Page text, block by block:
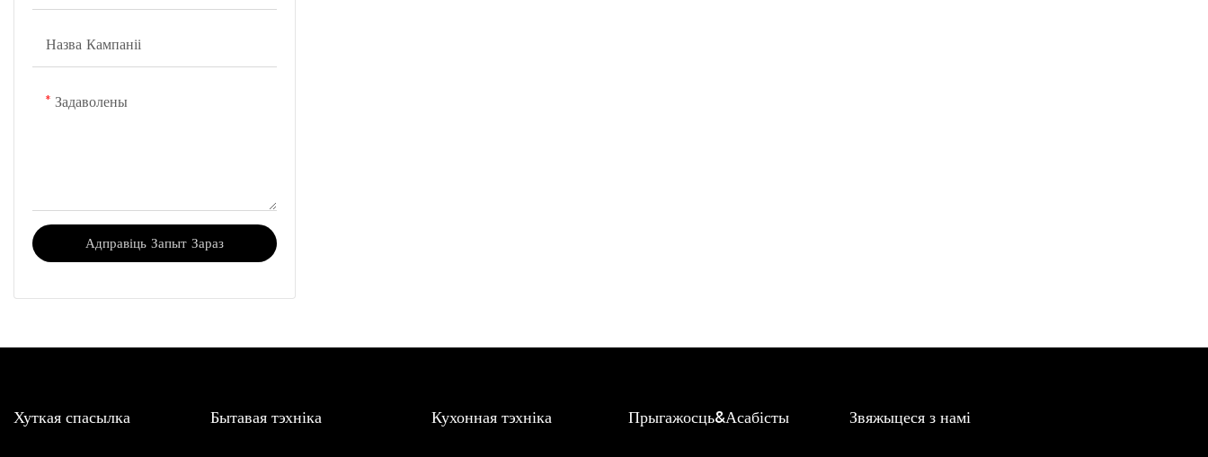
Назва Кампаніі
Задаволены
Адправіць Запыт Зараз
Хуткая спасылка Бытавая тэхніка Кухонная тэхніка Прыгажосць&Асабісты Звяжыцеся з намі